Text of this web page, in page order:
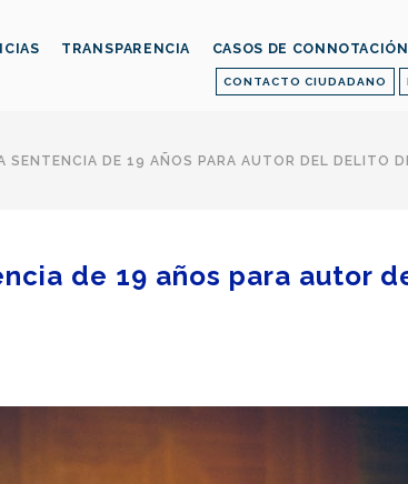
CONTACTO CIUDADANO
TRANSPARENCIA CASOS DE CONNOTACIÓN
SENTENCIA DE 19 AÑOS PARA AUTOR DEL DELITO
de 19 años para autor